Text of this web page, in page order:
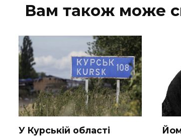
Вам також може
У Курській області